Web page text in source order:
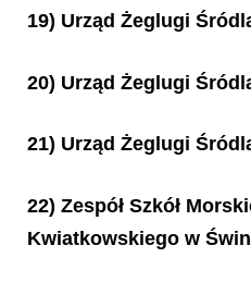
19) Urząd Żeglugi
20) Urząd Żeglugi
21) Urząd Żeglugi
22) Zespół Szkół
Kwiatkowskiego w